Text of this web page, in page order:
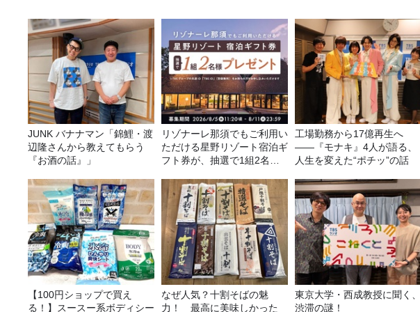
JUNK バナナマン「錦鯉・渡
辺隆さんから教えてもらう
『お酒の話』」
リゾナーレ那須でもご利用い
ただける星野リゾート宿泊ギ
フト券が、抽選で1組2名様
工場勤務から17億再生へ
——『モナキ』4人が語る、
人生を変えた“ポチッ”の話
【100円ショップで買え
る！】スースー系ボディシー
なぜ人気？十割そばの魅
力！ 最高に美味しかった
東京大学・西成教授に聞く、
渋滞の謎！